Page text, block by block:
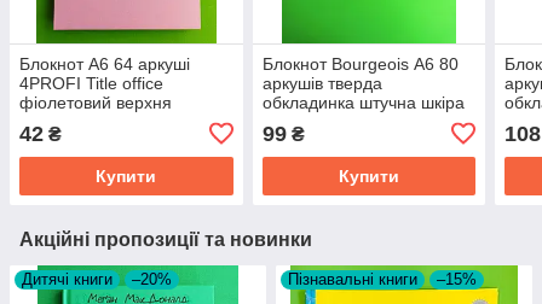
Блокнот A6 64 аркуші
4PROFI Title office
фіолетовий верхня
матова ламінація
тиснення
42 ₴
Купити
Блокнот Bourgeois А6 80
аркушів тверда
обкладинка штучна шкіра
99₴
Купити
108
Акційні пропозиції та новинки
Дитячі книги –20% Пізнавальні книги –15%